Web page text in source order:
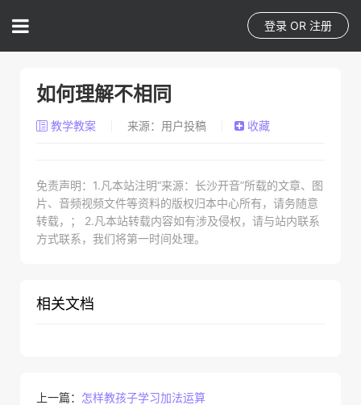
登录 OR 注册
如何理解不相同
教学教案 来源：用户投稿 收藏
。新授：出示水果磁石模型，要求儿童看老
与某某不相同的物品等然后在表达出来。
免责声明：1.凡本站注明“来源：长沙开音”所载的文章、图
片、音频视频文件等资料的版权归本中心所有，请务随意
转载，； 2.凡本站转载内容如有涉及侵权，请与站内联系
方式联系，我们将第一时间处理。
相关文档
上一篇： 怎样教孩子学习加法运算